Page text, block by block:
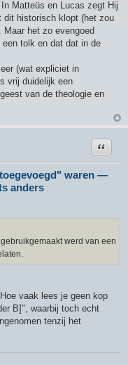
Matteüs en Lucas zegt Hij
dit historisch klopt (het zou
Maar het zo evengoed
tolk en dat dat in de
(wat expliciet in
vrij duidelijk een
van de theologie en
waren —
anders
Citeer
werd van een
vaak lees je geen kop
B]", waarbij toch echt
tenzij het